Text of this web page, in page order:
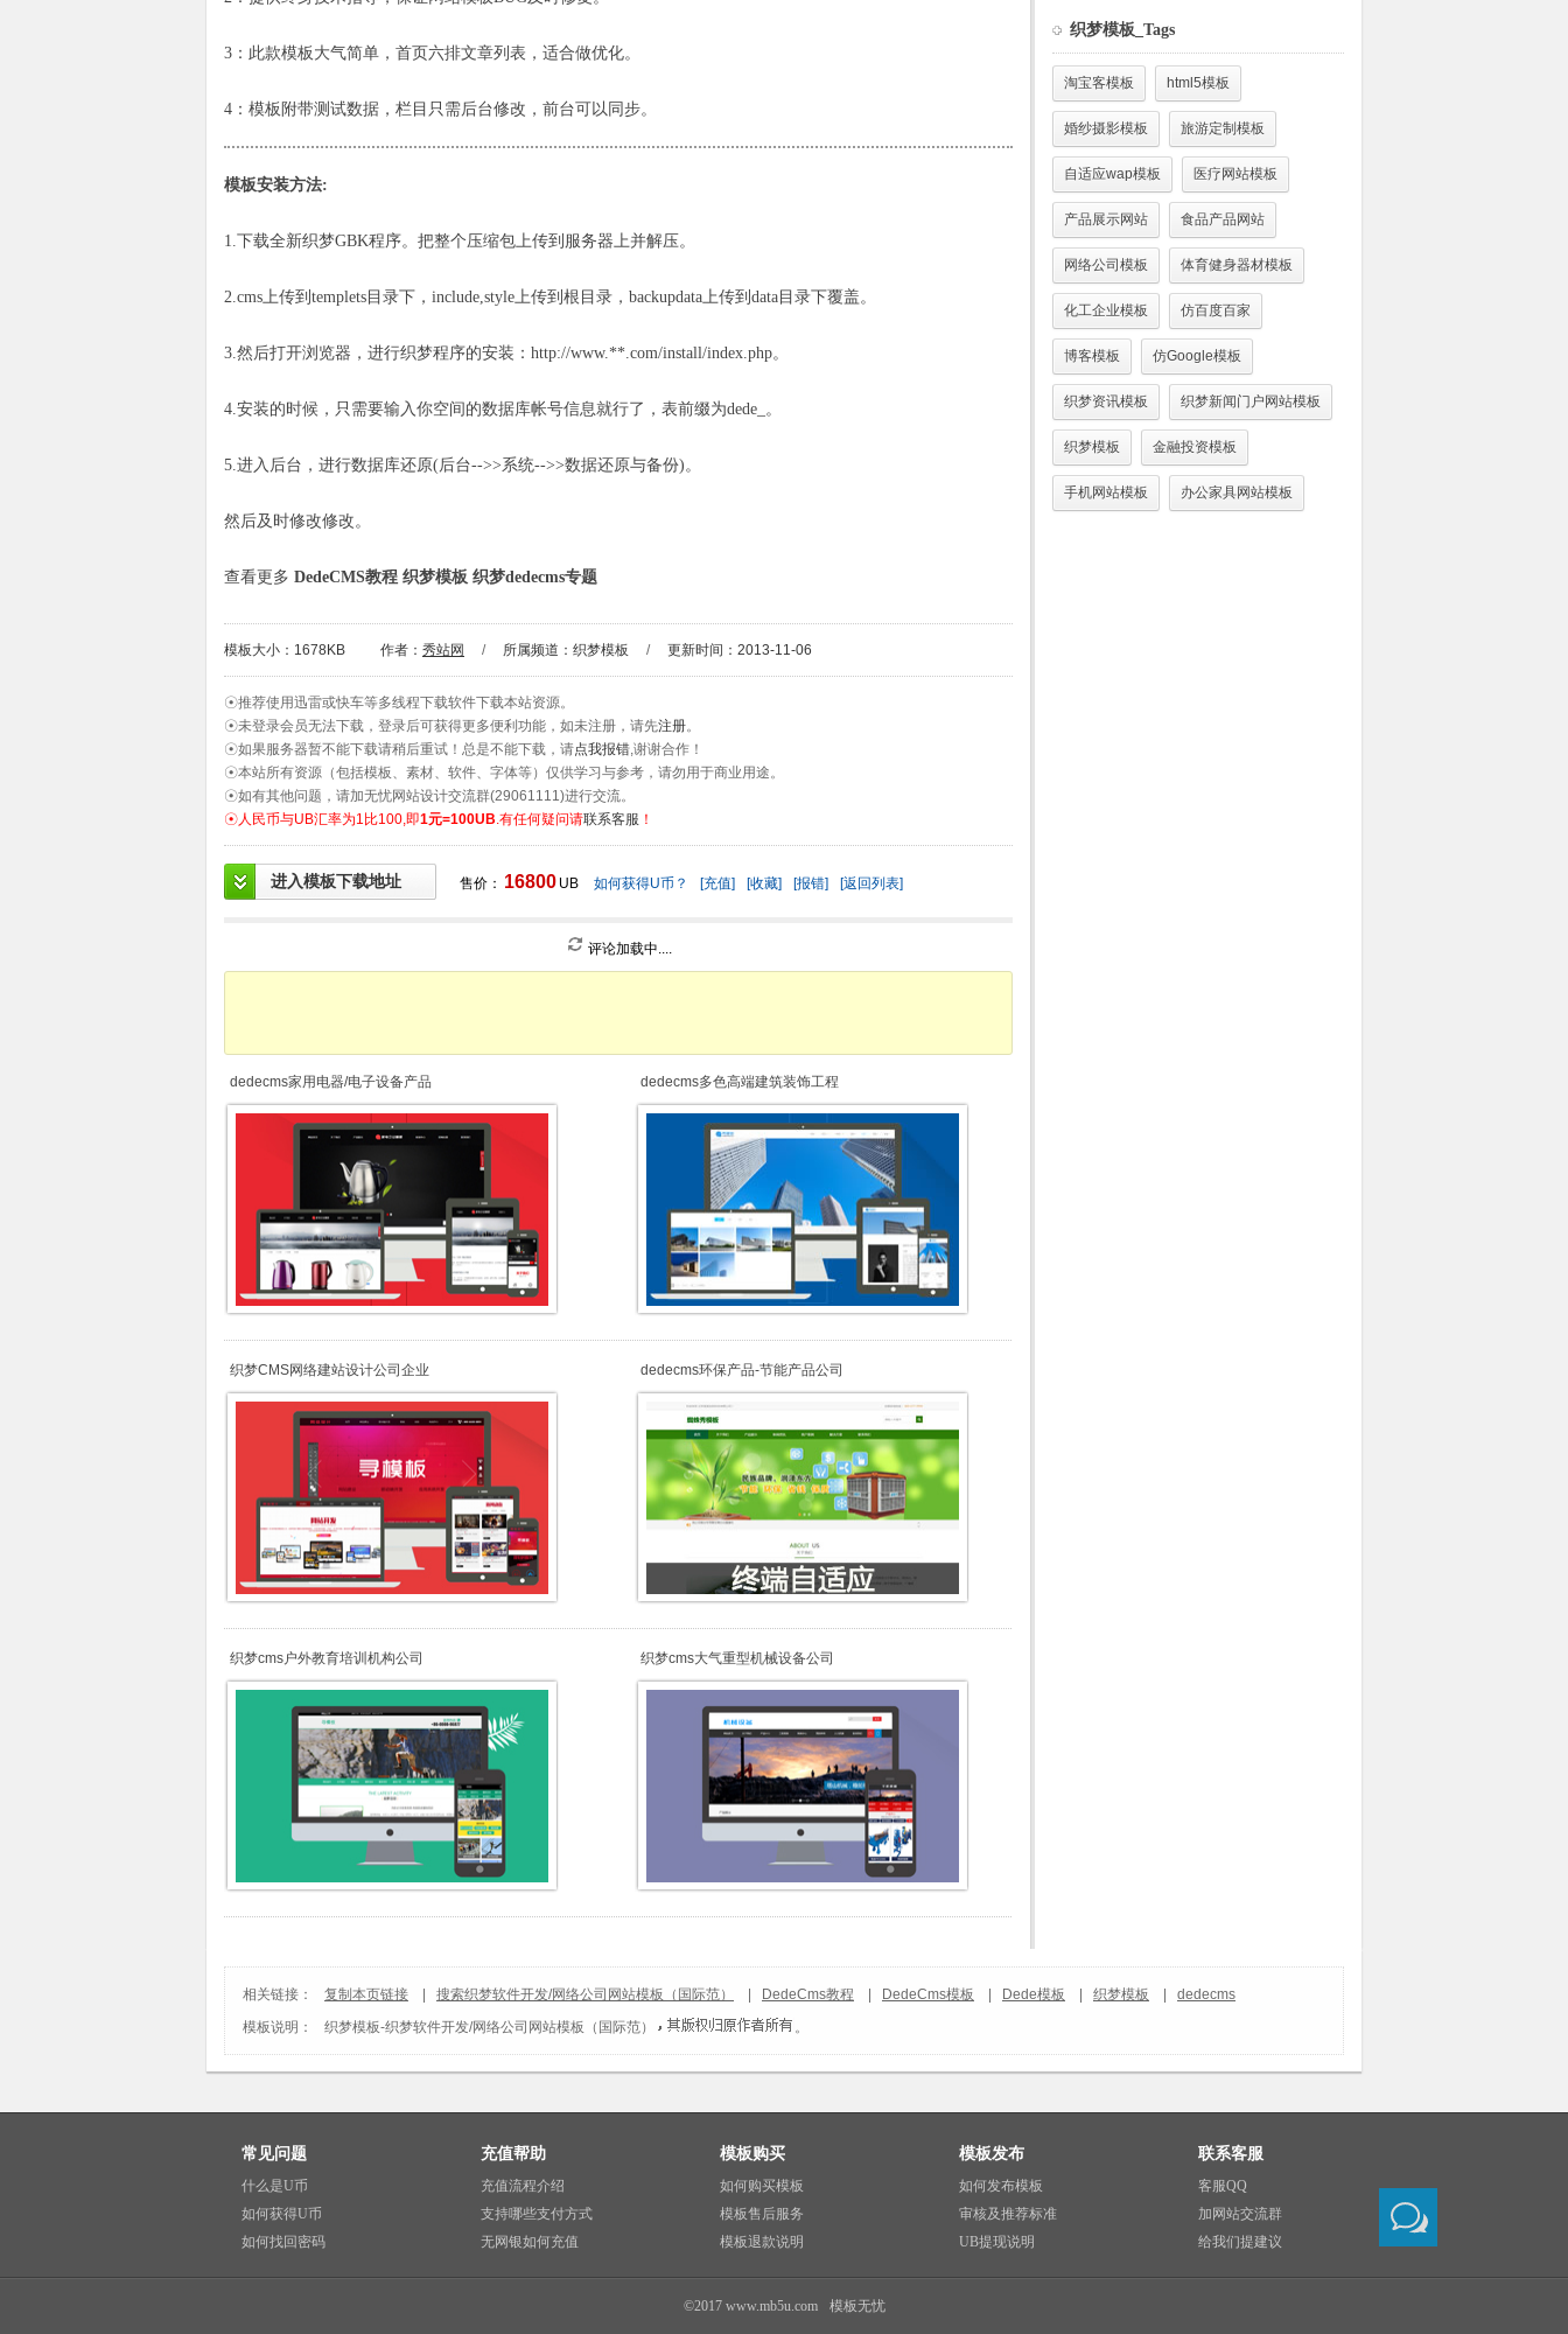
3：此款模板大气简单，首页六排文章列表，适合做优化。
4：模板附带测试数据，栏目只需后台修改，前台可以同步。
模板安装方法:
1.下载全新织梦GBK程序。把整个压缩包上传到服务器上并解压。
2.cms上传到templets目录下，include,style上传到根目录，backupdata上传到data目录下覆盖。
3.然后打开浏览器，进行织梦程序的安装：http://www.**.com/install/index.php。
4.安装的时候，只需要输入你空间的数据库帐号信息就行了，表前缀为dede _。
5.进入后台，进行数据库还原(后台-->>系统-->>数据还原与备份)。
然后及时修改修改。
查看更多 DedeCMS教程 织梦模板 织梦dedecms专题
模板大小：1678KB 作者： 秀站网 / 所属频道： 织梦模板 / 更新时间：2013-11-06
☉推荐使用迅雷或快车等多线程下载软件下载本站资源。
☉未登录会员无法下载，登录后可获得更多便利功能，如未注册，请先注册。
☉如果服务器暂不能下载请稍后重试！总是不能下载，请点我报错,谢谢合作！
☉本站所有资源（包括模板、素材、软件、字体等）仅供学习与参考，请勿用于商业用途。
☉如有其他问题，请加无忧网站设计交流群(29061111)进行交流。
☉人民币与UB汇率为1比100,即1元=100UB.有任何疑问请联系客服 ！
进入模板下载地址 售价： 16800 UB 如何获得U币？ [充值] [收藏] [报错] [返回列表]
评论加载中....
dedecms家用电器/电子设备产品 dedecms多色高端建筑装饰工程
织梦CMS网络建站设计公司企业 dedecms环保产品-节能产品公司
织梦cms户外教育培训机构公司 织梦cms大气重型机械设备公司
织梦模板_Tags
淘宝客模板 html5模板
婚纱摄影模板 旅游定制模板
自适应wap模板 医疗网站模板
产品展示网站 食品产品网站
网络公司模板 体育健身器材模板
化工企业模板 仿百度百家
博客模板 仿Google模板
织梦资讯模板 织梦新闻门户网站模板
织梦模板 金融投资模板
手机网站模板 办公家具网站模板
相关链接： 复制本页链接 搜索织梦软件开发/网络公司网站模板（国际范） DedeCms教程 DedeCms模板 Dede模板 织梦模板
dedecms
模板说明：
织梦模板-织梦软件开发/网络公司网站模板（国际范） 。
常见问题
什么是U币
如何获得U币
如何找回密码
充值帮助
充值流程介绍
支持哪些支付方式
无网银如何充值
模板购买
如何购买模板
模板售后服务
模板退款说明
模板发布
如何发布模板
审核及推荐标准
UB提现说明
联系客服
客服QQ
加网站交流群
给我们提建议
©2017 www.mb5u.com 模板无忧